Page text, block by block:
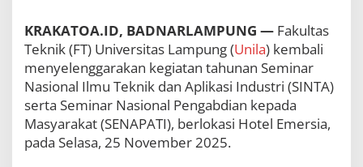
I
2
0
2
5
KRAKATOA.ID, BADNARLAMPUNG — Fakultas
Teknik (FT) Universitas Lampung (Unila) kembali
menyelenggarakan kegiatan tahunan Seminar
Nasional Ilmu Teknik dan Aplikasi Industri (SINTA)
serta Seminar Nasional Pengabdian kepada
Masyarakat (SENAPATI), berlokasi Hotel Emersia,
pada Selasa, 25 November 2025.